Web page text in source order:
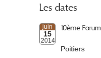
Les dates
juin
15
2014
10ème
Poitiers